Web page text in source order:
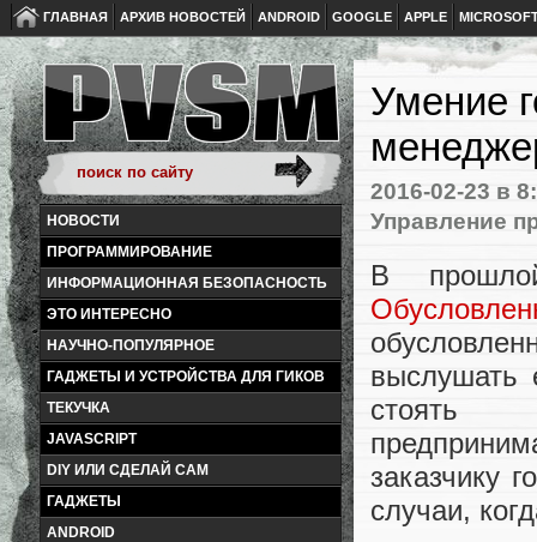
ГЛАВНАЯ АРХИВ НОВОСТЕЙ ANDROID GOOGLE APPLE
НОВОСТИ
ПРОГРАММИРОВАНИЕ
ИНФОРМАЦИОННАЯ БЕЗОПАСНОСТЬ
ЭТО ИНТЕРЕСНО
НАУЧНО-ПОПУЛЯРНОЕ
ГАДЖЕТЫ И УСТРОЙСТВА ДЛЯ ГИКОВ
ТЕКУЧКА
JAVASCRIPT
DIY ИЛИ СДЕЛАЙ САМ
ГАДЖЕТЫ
ANDROID
Умение
2016-02-23 в
Управление
В
выслушать
стоять
заказчику
случаи,